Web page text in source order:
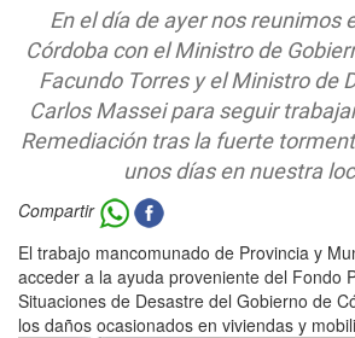
En el día de ayer nos reunimos
Córdoba con el Ministro de
Facundo Torres y el Ministro de
Carlos Massei para seguir
Remediación tras la fuerte
unos días en nuestra
Compartir
El trabajo mancomunado de Provincia y
acceder a la ayuda proveniente del Fondo
Situaciones de Desastre del Gobierno de
los daños ocasionados en viviendas y